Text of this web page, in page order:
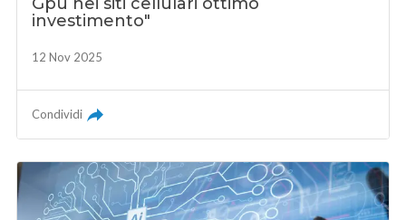
Gpu nei siti cellulari ottimo
investimento"
12 Nov 2025
Condividi